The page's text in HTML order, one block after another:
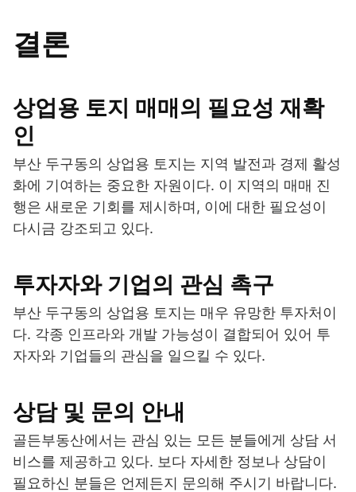
결론
상업용 토지 매매의 필요성 재확
인
부산 두구동의 상업용 토지는 지역 발전과 경제 활성
화에 기여하는 중요한 자원이다. 이 지역의 매매 진
행은 새로운 기회를 제시하며, 이에 대한 필요성이
다시금 강조되고 있다.
투자자와 기업의 관심 촉구
부산 두구동의 상업용 토지는 매우 유망한 투자처이
다. 각종 인프라와 개발 가능성이 결합되어 있어 투
자자와 기업들의 관심을 일으킬 수 있다.
상담 및 문의 안내
골든부동산에서는 관심 있는 모든 분들에게 상담 서
비스를 제공하고 있다. 보다 자세한 정보나 상담이
필요하신 분들은 언제든지 문의해 주시기 바랍니다.